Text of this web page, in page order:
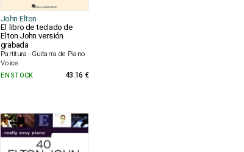
John Elton
El libro de teclado de
Elton John versión
grabada
Partitura - Guitarra de Piano
Voice
EN STOCK 43.16 €